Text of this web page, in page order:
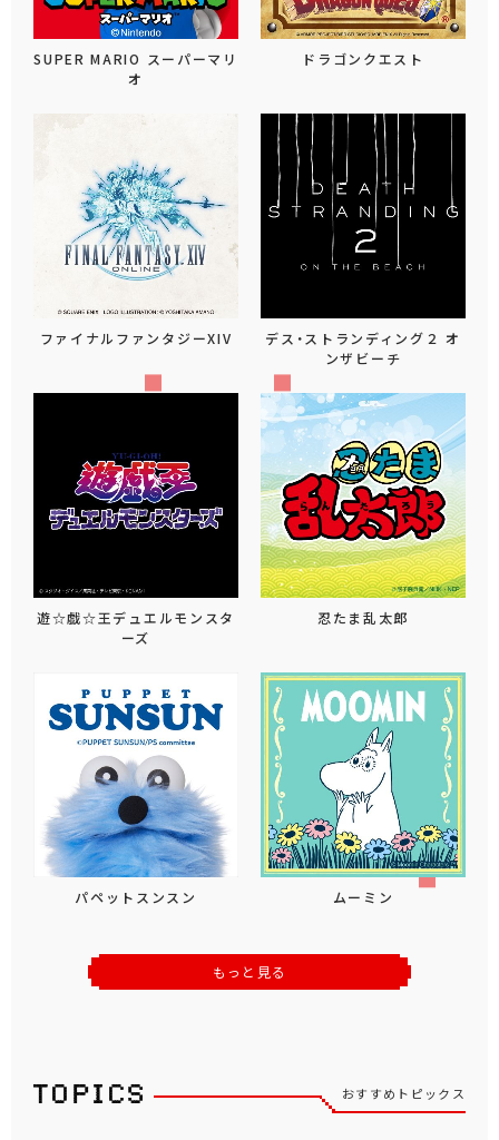
SUPER MARIO スーパーマリ
オ
ドラゴンクエスト
ファイナルファンタジーXIV
デス・ストランディング２ オ
ンザビーチ
遊☆戯☆王デュエルモンスタ
ーズ
忍たま乱太郎
パペットスンスン ムーミン
もっと見る
おすすめトピックス